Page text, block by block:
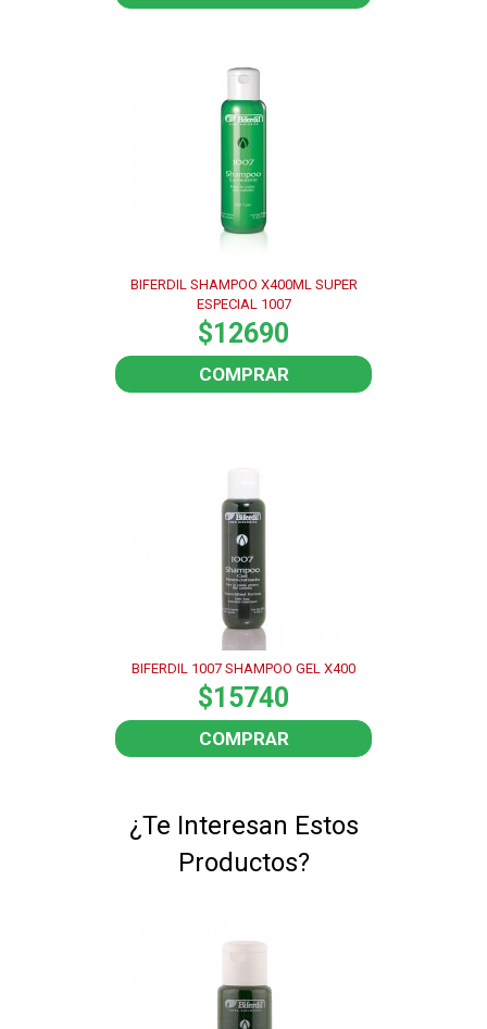
BIFERDIL SHAMPOO X400ML SUPER
ESPECIAL 1007
$12690
COMPRAR
BIFERDIL 1007 SHAMPOO GEL X400
$15740
COMPRAR
¿Te Interesan Estos
Productos?